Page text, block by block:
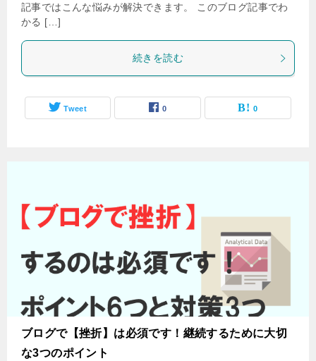
記事ではこんな悩みが解決できます。 このブログ記事でわ
かる […]
続きを読む
Tweet 0 0
ブログで【挫折】は必須です！継続するために大切
な3つのポイント